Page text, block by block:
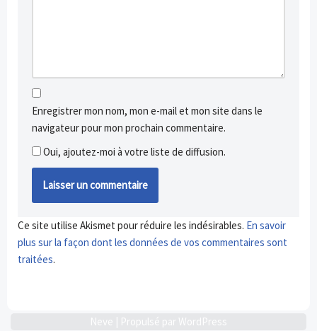
Enregistrer mon nom, mon e-mail et mon site dans le
navigateur pour mon prochain commentaire.
Oui, ajoutez-moi à votre liste de diffusion.
Ce site utilise Akismet pour réduire les indésirables. En savoir
plus sur la façon dont les données de vos commentaires sont
traitées.
Neve | Propulsé par WordPress